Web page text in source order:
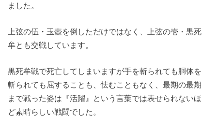
ました。
上弦の伍・玉壺を倒しただけではなく、上弦の壱・黒死
牟とも交戦しています。
黒死牟戦で死亡してしまいますが手を斬られても胴体を
斬られても屈することも、怯むこともなく、最期の最期
まで戦った姿は『活躍』という言葉では表せられないほ
ど素晴らしい戦闘でした。